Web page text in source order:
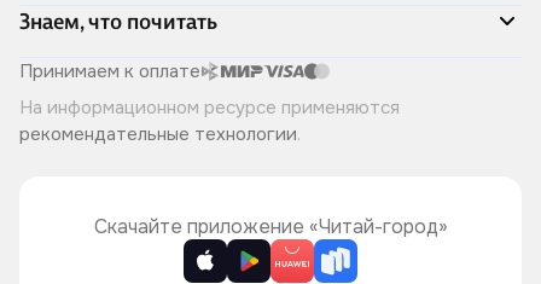
Доставка и оплата
Программа лояльности
Подарочные сертификаты
Правила продажи
Политика конфиденциальности
Адреса магазинов
Книжный Дозор
О компании
Читай-город для бизнеса
Хотите у нас работать?
Знаем, что почитать
Скоро в продаже
Лучшие из лучших
Читай-журнал
Принимаем к оплате
На информационном ресурсе применяются
рекомендательные технологии.
Скачайте приложение «Читай-город»